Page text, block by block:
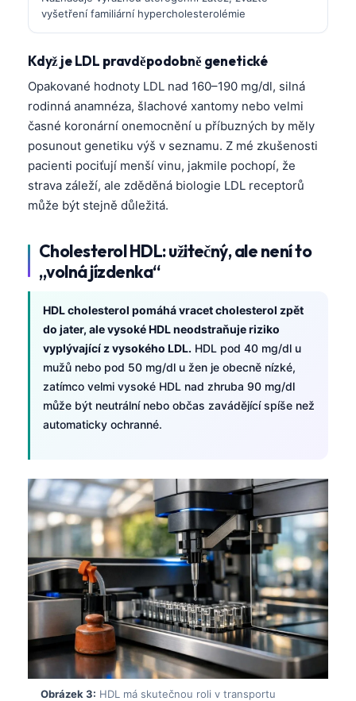
vyšetření familiární hypercholesterolémie
Když je LDL pravděpodobně genetické
Opakované hodnoty LDL nad 160–190 mg/dl, silná
rodinná anamnéza, šlachové xantomy nebo velmi
časné koronární onemocnění u příbuzných by měly
posunout genetiku výš v seznamu. Z mé zkušenosti
pacienti pociťují menší vinu, jakmile pochopí, že
strava záleží, ale zděděná biologie LDL receptorů
může být stejně důležitá.
Cholesterol HDL: užitečný, ale není to
„volná jízdenka“
HDL cholesterol pomáhá vracet cholesterol zpět
do jater, ale vysoké HDL neodstraňuje riziko
vyplývající z vysokého LDL. HDL pod 40 mg/dl u
mužů nebo pod 50 mg/dl u žen je obecně nízké,
zatímco velmi vysoké HDL nad zhruba 90 mg/dl
může být neutrální nebo občas zavádějící spíše než
automaticky ochranné.
Obrázek 3: HDL má skutečnou roli v transportu